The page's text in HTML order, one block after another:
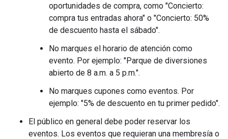
oportunidades de compra, como "Concierto:
compra tus entradas ahora" o "Concierto: 50%
de descuento hasta el sábado".
No marques el horario de atención como
evento. Por ejemplo: "Parque de diversiones
abierto de 8 a.m. a 5 p.m.".
No marques cupones como eventos. Por
ejemplo: "5% de descuento en tu primer pedido".
El público en general debe poder reservar los
eventos. Los eventos que requieran una membresía o